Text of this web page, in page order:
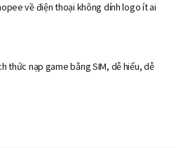
về điện thoại không dính logo ít ai
thức nạp game bằng SIM, dễ hiểu, dễ